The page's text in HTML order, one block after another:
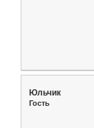
Юльчик
Гость